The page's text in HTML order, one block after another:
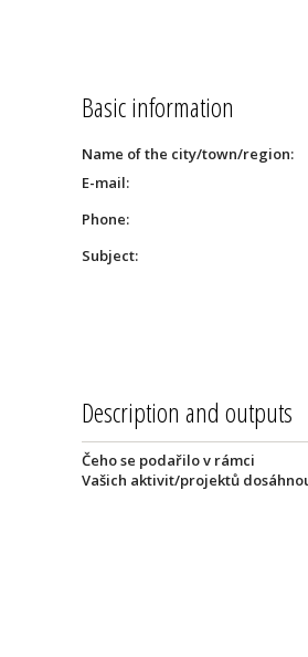
Basic information
Name of the city/town/region:
E-mail:
Phone:
Subject:
Description and outputs
Čeho se podařilo v rámci
Vašich aktivit/projektů